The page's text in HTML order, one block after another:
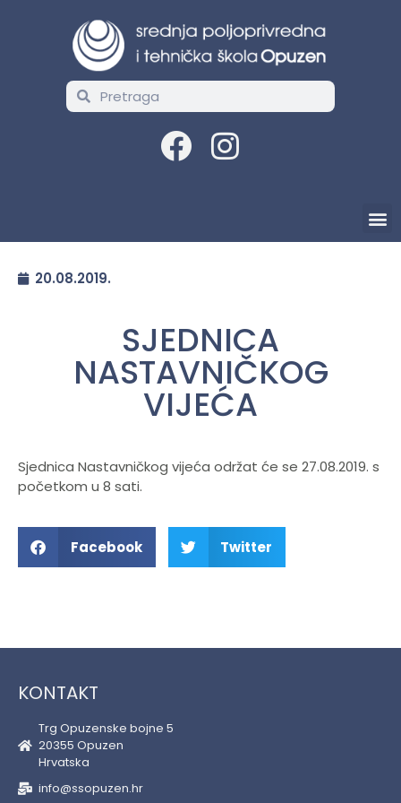
20.08.2019.
SJEDNICA
NASTAVNIČKOG
VIJEĆA
Sjednica Nastavničkog vijeća održat će se 27.08.2019. s
početkom u 8 sati.
Facebook Twitter
KONTAKT
Trg Opuzenske bojne 5
20355 Opuzen
Hrvatska
info@ssopuzen.hr